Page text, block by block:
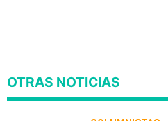
OTRAS NOTICIAS